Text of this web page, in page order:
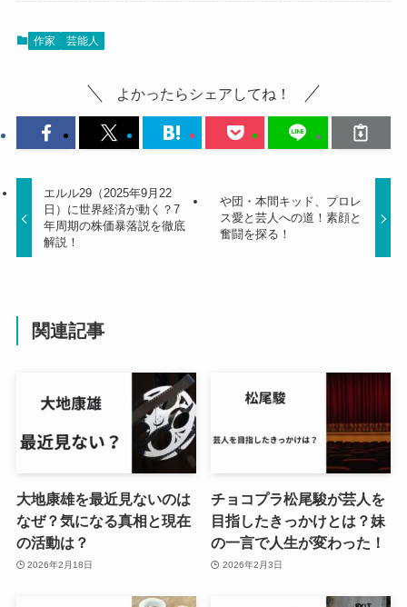
作家 芸能人
よかったらシェアしてね！
エルル29（2025年9月22
日）に世界経済が動く？7
年周期の株価暴落説を徹底
解説！
や団・本間キッド、プロレ
ス愛と芸人への道！素顔と
奮闘を探る！
関連記事
大地康雄を最近見ないのは
なぜ？気になる真相と現在
の活動は？
2026年2月18日
チョコプラ松尾駿が芸人を
目指したきっかけとは？妹
の一言で人生が変わった！
2026年2月3日